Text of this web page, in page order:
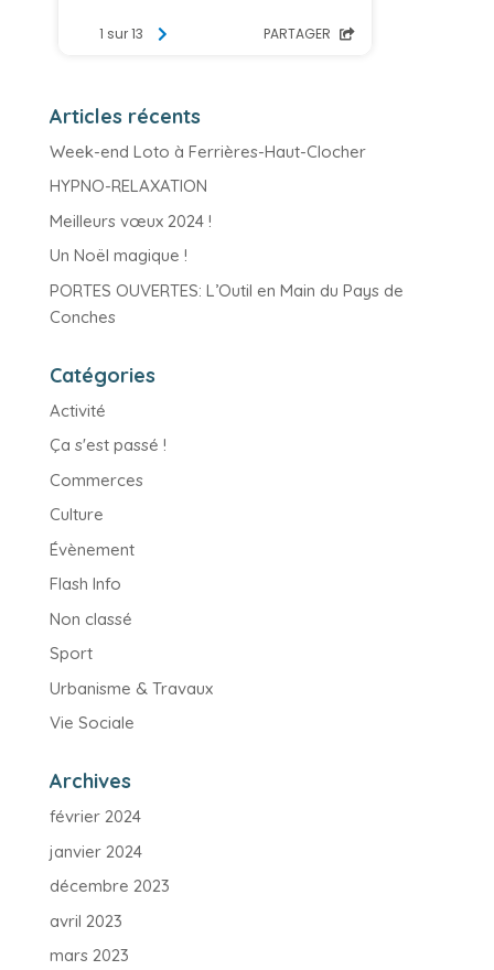
Articles récents
Week-end Loto à Ferrières-Haut-Clocher
HYPNO-RELAXATION
Meilleurs vœux 2024 !
Un Noël magique !
PORTES OUVERTES: L’Outil en Main du Pays de
Conches
Catégories
Activité
Ça s'est passé !
Commerces
Culture
Évènement
Flash Info
Non classé
Sport
Urbanisme & Travaux
Vie Sociale
Archives
février 2024
janvier 2024
décembre 2023
avril 2023
mars 2023